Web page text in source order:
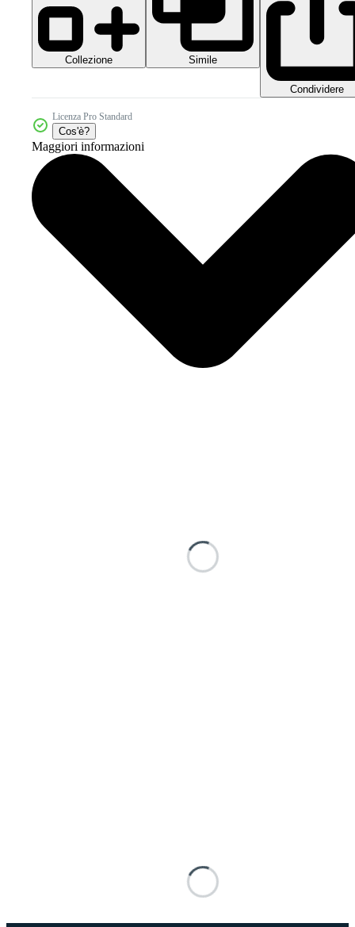
Collezione Simile
Condividere
Licenza Pro Standard
Cos'è?
Maggiori informazioni